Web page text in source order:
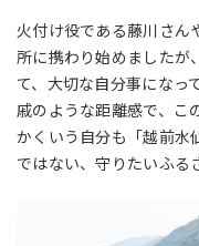
火付け役である藤川さん
所に携わり始めましたが
て、大切な自分事になっ
戚のような距離感で、こ
かくいう自分も「越前水
ではない、守りたいふる